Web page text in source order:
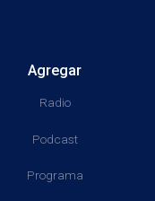
Agregar
Radio
Podcast
Programa